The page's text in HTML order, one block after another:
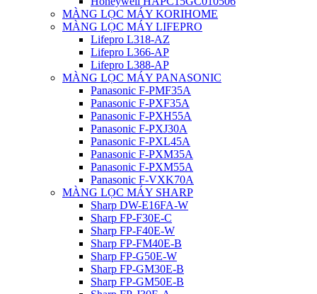
MÀNG LỌC MÁY KORIHOME
MÀNG LỌC MÁY LIFEPRO
Lifepro L318-AZ
Lifepro L366-AP
Lifepro L388-AP
MÀNG LỌC MÁY PANASONIC
Panasonic F-PMF35A
Panasonic F-PXF35A
Panasonic F-PXH55A
Panasonic F-PXJ30A
Panasonic F-PXL45A
Panasonic F-PXM35A
Panasonic F-PXM55A
Panasonic F-VXK70A
MÀNG LỌC MÁY SHARP
Sharp DW-E16FA-W
Sharp FP-F30E-C
Sharp FP-F40E-W
Sharp FP-FM40E-B
Sharp FP-G50E-W
Sharp FP-GM30E-B
Sharp FP-GM50E-B